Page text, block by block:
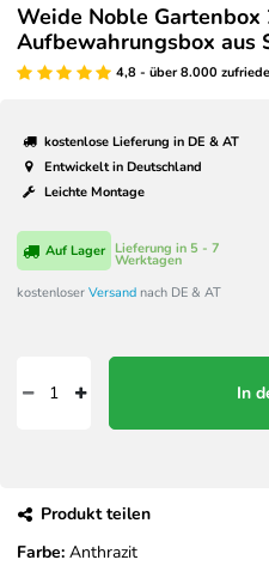
Weide Noble Gartenbox
Aufbewahrungsbox aus
4,8 - über 8.000
kostenlose Lieferung in DE & AT
Entwickelt in Deutschland
Leichte Montage
Lieferung in 5 - 7
Werktagen
Auf Lager
kostenloser Versand nach DE & AT
In
Produkt teilen
Farbe: Anthrazit